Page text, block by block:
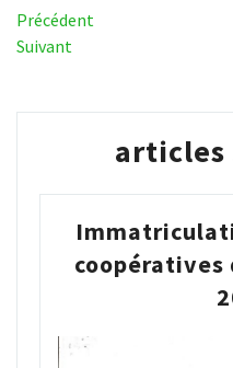
Navigation
de
l’article
Article
précédent
Précédent
Article
Suivant
coopératives